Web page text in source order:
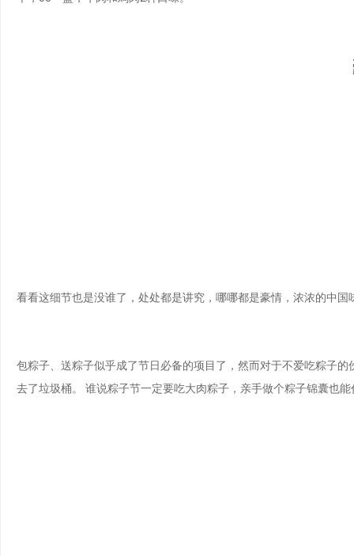
看看这细节也是没谁了，处处都是讲究，哪哪都是豪情，浓浓的中
包粽子、送粽子似乎成了节日必备的项目了，然而对于不爱吃粽子
去了垃圾桶。 谁说粽子节一定要吃大肉粽子，亲手做个粽子锦囊也